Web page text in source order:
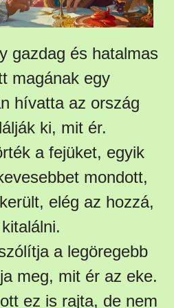
gazdag és hatalmas
magának egy
hívatta az ország
ki, mit ér.
a fejüket, egyik
mondott,
elég az hozzá,
a legöregebb
meg, mit ér az eke.
ez is rajta, de nem